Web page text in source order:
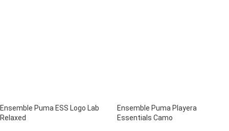
Ensemble Puma ESS Logo Lab
Relaxed
Ensemble Puma Playera
Essentials Camo